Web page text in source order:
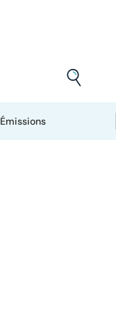
Émissions